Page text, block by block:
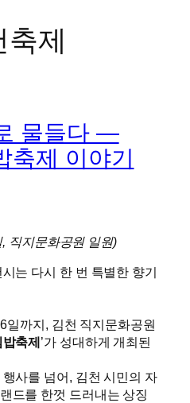
축제
물들다 —
축제 이야기
직지문화공원 일원)
는 다시 한 번 특별한 향기
일까지, 김천 직지문화공원
축제’가 성대하게 개최된
사를 넘어, 김천 시민의 자
드를 한껏 드러내는 상징